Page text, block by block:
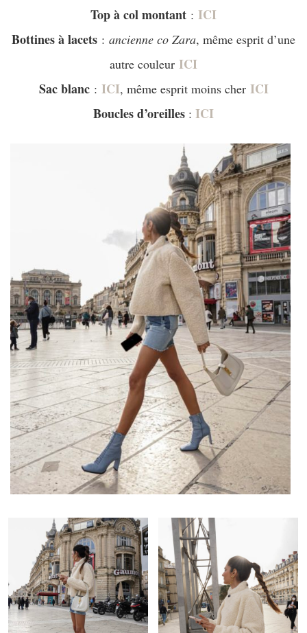
Top à col montant : ICI
Bottines à lacets : ancienne co Zara, même esprit d’une
autre couleur ICI
Sac blanc : ICI, même esprit moins cher ICI
Boucles d’oreilles : ICI